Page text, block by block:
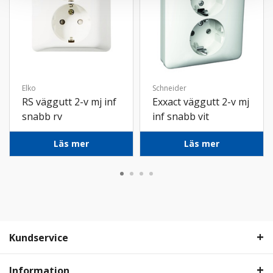
Elko
RS väggutt 2-v mj inf
snabb rv
Läs mer
Schneider
Exxact väggutt 2-v mj
inf snabb vit
Läs mer
Kundservice